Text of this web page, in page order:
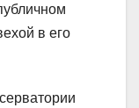
в его